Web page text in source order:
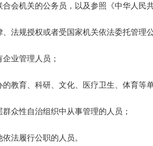
会机关的公务员，以及参照《中华人民
规授权或者受国家机关依法委托管理公
业管理人员；
育、科研、文化、医疗卫生、体育等单
性自治组织中从事管理的人员；
履行公职的人员。